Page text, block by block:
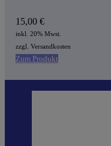
15,00€
inkl. 20% Mwst.
zzgl. Versandkosten
Zum Produkt